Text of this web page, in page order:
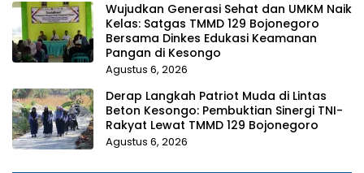
Wujudkan Generasi Sehat dan UMKM Naik
Kelas: Satgas TMMD 129 Bojonegoro
Bersama Dinkes Edukasi Keamanan
Pangan di Kesongo
Agustus 6, 2026
Derap Langkah Patriot Muda di Lintas
Beton Kesongo: Pembuktian Sinergi TNI-
Rakyat Lewat TMMD 129 Bojonegoro
Agustus 6, 2026